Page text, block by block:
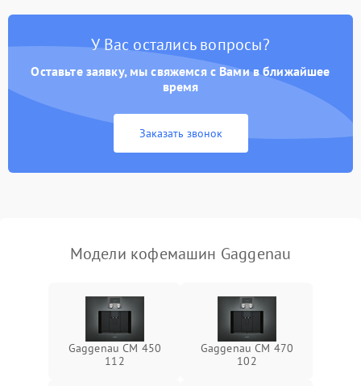
Постоянные сбои в работе 1500 ₽ Подробнее →
У Вас остались вопросы?
Оставьте заявку, мы свяжемся с Вами в ближайшее
время
Заказать звонок
Модели кофемашин Gaggenau
Gaggenau CM 450
112
Gaggenau CM 470
102